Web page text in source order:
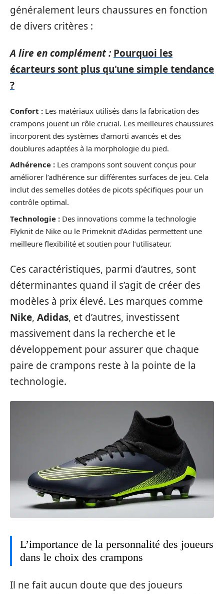
généralement leurs chaussures en fonction
de divers critères :
A lire en complément : Pourquoi les
écarteurs sont plus qu'une simple tendance
?
Confort : Les matériaux utilisés dans la fabrication des
crampons jouent un rôle crucial. Les meilleures chaussures
incorporent des systèmes d’amorti avancés et des
doublures adaptées à la morphologie du pied.
Adhérence : Les crampons sont souvent conçus pour
améliorer l’adhérence sur différentes surfaces de jeu. Cela
inclut des semelles dotées de picots spécifiques pour un
contrôle optimal.
Technologie : Des innovations comme la technologie
Flyknit de Nike ou le Primeknit d’Adidas permettent une
meilleure flexibilité et soutien pour l’utilisateur.
Ces caractéristiques, parmi d’autres, sont
déterminantes quand il s’agit de créer des
modèles à prix élevé. Les marques comme
Nike, Adidas, et d’autres, investissent
massivement dans la recherche et le
développement pour assurer que chaque
paire de crampons reste à la pointe de la
technologie.
L’importance de la personnalité des joueurs
dans le choix des crampons
Il ne fait aucun doute que des joueurs